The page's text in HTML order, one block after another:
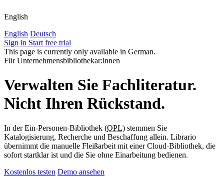
English
English Deutsch
Sign in Start free trial
This page is currently only available in German.
Für Unternehmensbibliothekar:innen
Verwalten Sie Fachliteratur.
Nicht Ihren Rückstand.
In der Ein-Personen-Bibliothek (OPL) stemmen Sie
Katalogisierung, Recherche und Beschaffung allein. Librario
übernimmt die manuelle Fleißarbeit mit einer Cloud-Bibliothek, die
sofort startklar ist und die Sie ohne Einarbeitung bedienen.
Kostenlos testen Demo ansehen